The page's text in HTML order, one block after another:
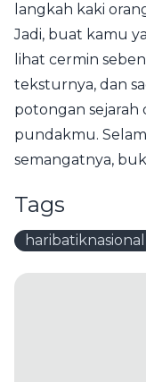
langkah kaki
Jadi, buat kamu
lihat cermin
teksturnya, dan
potongan sejarah
pundakmu.
semangatnya,
Tags
haribatiknasional